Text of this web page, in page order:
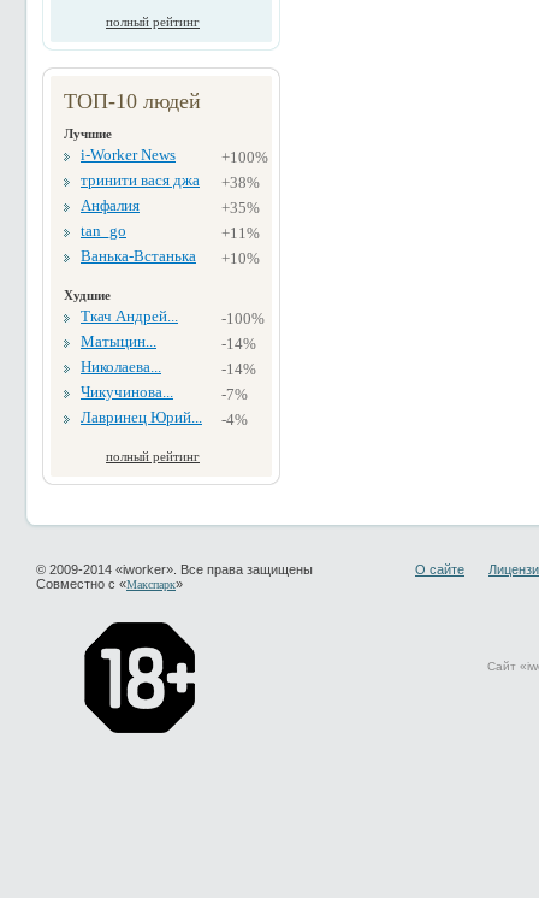
полный рейтинг
ТОП-10 людей
Лучшие
i-Worker News
+100%
тринити вася джа
+38%
Анфалия
+35%
tan_go
+11%
Ванька-Встанька
+10%
Худшие
Ткач Андрей...
-100%
Матыцин...
-14%
Николаева...
-14%
Чикучинова...
-7%
Лавринец Юрий...
-4%
полный рейтинг
© 2009-2014 «iworker». Все права защищены
Совместно с «Макспарк»
О сайте
Сайт